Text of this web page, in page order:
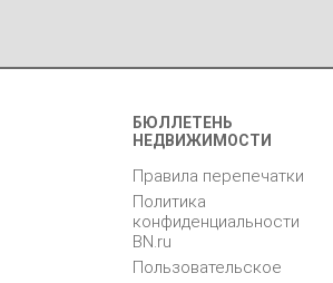
БЮЛЛЕТЕНЬ
НЕДВИЖИМОСТИ
Правила перепечатки
Политика
конфиденциальности
BN.ru
Пользовательское